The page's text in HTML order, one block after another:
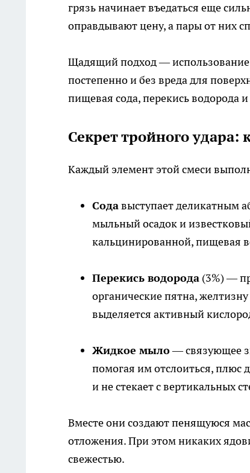
грязь начинает въедаться еще
оправдывают цену, а пары от них
Щадящий подход — использование
постепенно и без вреда для
пищевая сода, перекись водорода
Секрет тройного
Каждый элемент этой смеси
Содавыступает деликатным
мыльный осадок и
кальцинированной, пищевая
Перекись водорода (3%) —
органические пятна,
выделяется активный
Жидкое мыло— связующее
помогая им отслоиться, плюс
и не стекает с вертикальных
Вместе они создают пенящуюся
отложения. При этом никаких
свежестью.